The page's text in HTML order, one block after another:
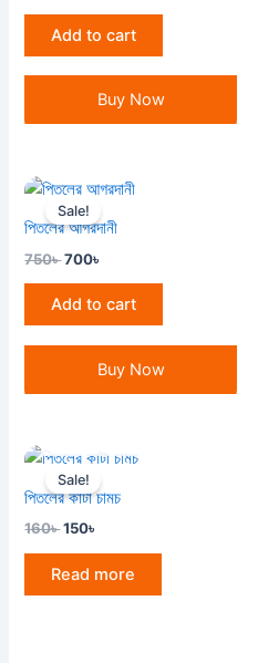
Add to cart
Buy Now
Sale!
পিতলের আগরদানী
750৳
Original
price
was:
700৳
Current
is:
Add to cart
Buy Now
Sale!
পিতলের কাটা চামচ
160৳
Original
price
was:
160৳ .
150৳
Current
is:
150৳ .
Read more